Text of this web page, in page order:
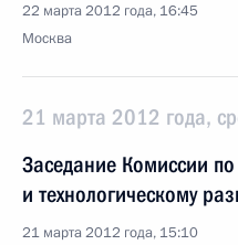
22 марта 2012 года, 16:45
Москва
21 марта 2012 года,
Заседание Комиссии
и технологическому
21 марта 2012 года, 15:10